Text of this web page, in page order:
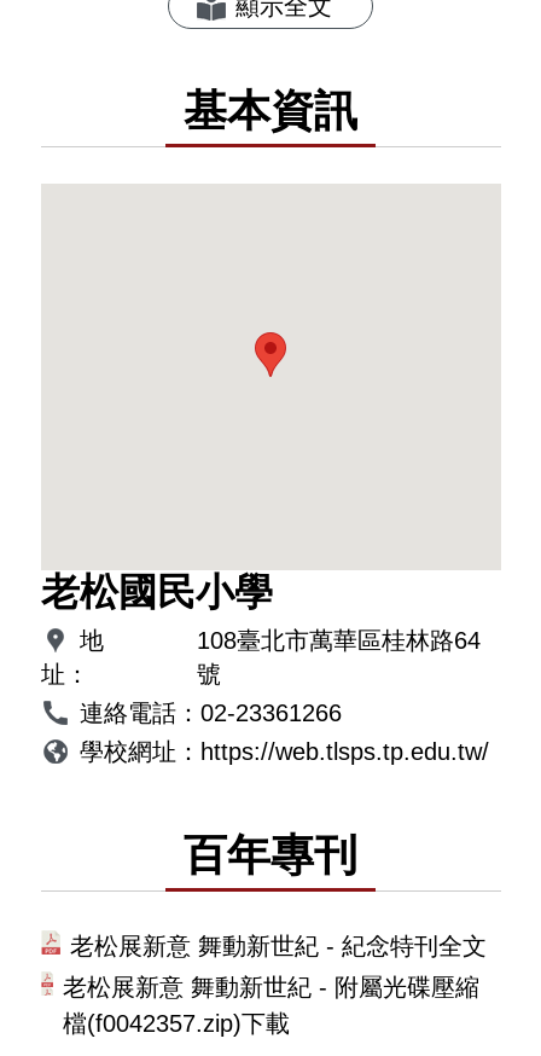
創校以來，延續歷任校長與教學團隊的用心
品質，為優質學校奠立了堅實的基礎。
顯示全文
基本資訊
老松國民小學
地
址：
108臺北市萬華區桂林路64
號
連絡電話： 02-23361266
學校網址： https://web.tlsps.tp.edu.tw/
百年專刊
老松展新意 舞動新世紀 - 紀念特刊全文
老松展新意 舞動新世紀 - 附屬光碟壓縮
檔(f0042357.zip)下載